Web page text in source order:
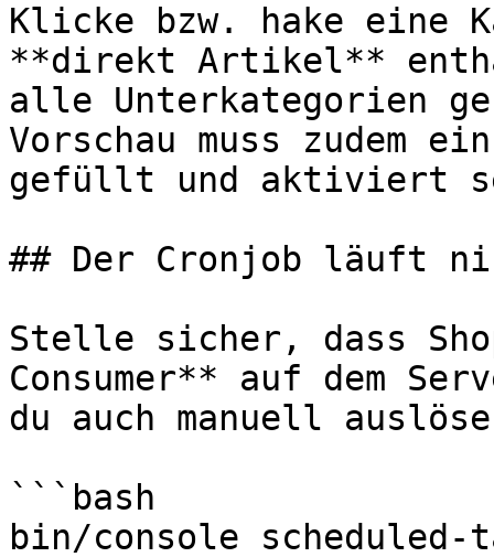
Klicke bzw. hake eine
**direkt Artikel**
alle Unterkategorien
Vorschau muss zudem
gefüllt und aktiviert
## Der Cronjob läuft
Stelle sicher, dass
Consumer** auf dem
du auch manuell
```bash
bin/console